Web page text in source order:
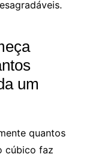
um
quantos
cúbico faz